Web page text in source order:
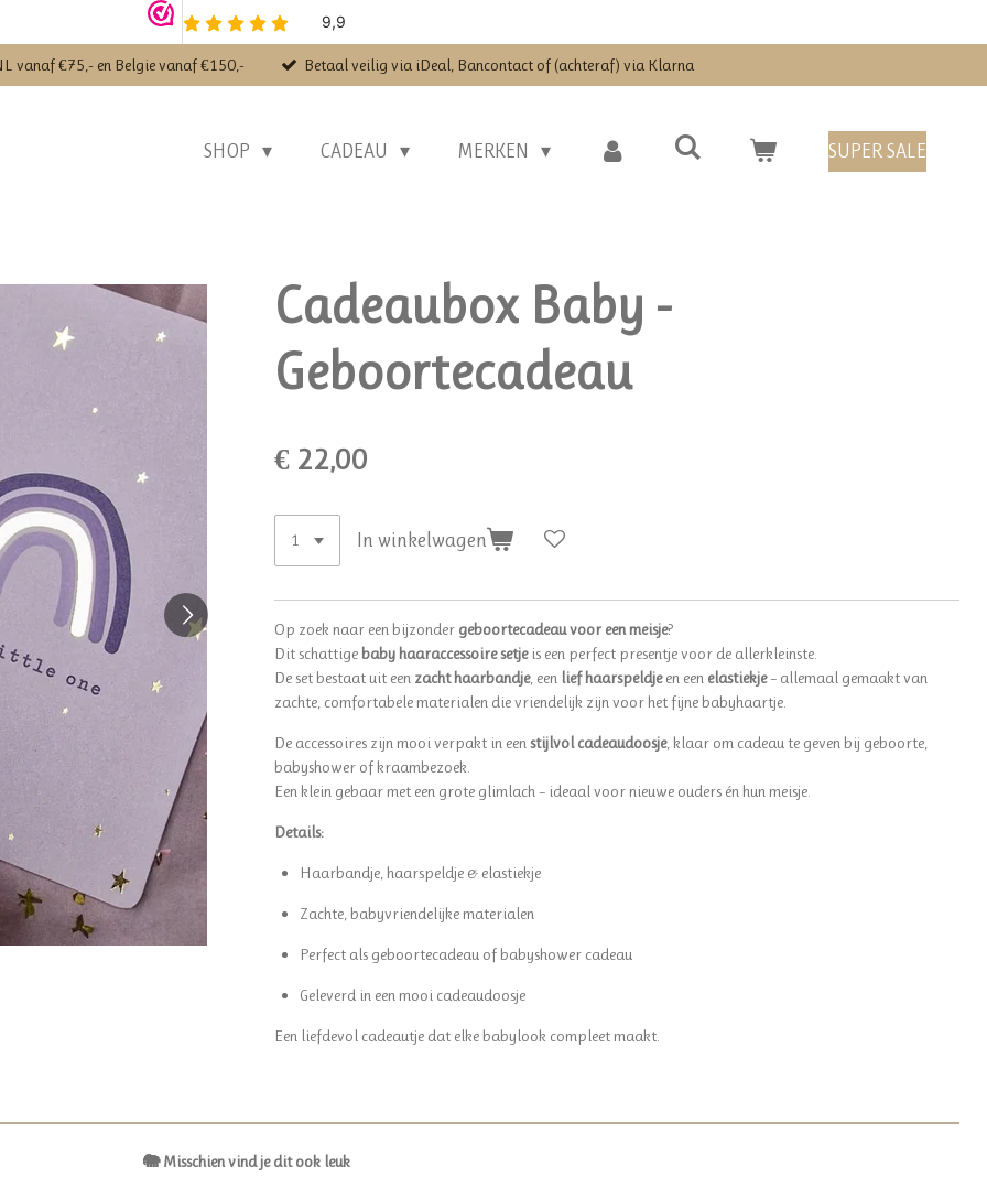
vanaf €75,- en Belgie vanaf €150,- Betaal veilig via iDeal, Bancontact of (achteraf) via Klarna
SHOP CADEAU MERKEN SUPER SALE
Cadeaubox Baby -
Geboortecadeau
€ 22,00
In winkelwagen
Op zoek naar een bijzonder geboortecadeau voor een meisje?
Dit schattige baby haaraccessoire setjeis een perfect presentje voor de allerkleinste.
De set bestaat uit een zacht haarbandje, een lief haarspeldjeen een elastiekje– allemaal gemaakt van
zachte, comfortabele materialen die vriendelijk zijn voor het fijne babyhaartje.
De accessoires zijn mooi verpakt in eenstijlvol cadeaudoosje, klaar om cadeau te geven bij geboorte,
babyshower of kraambezoek.
Een klein gebaar met een grote glimlach – ideaal voor nieuwe ouders én hun meisje.
Details:
Haarbandje, haarspeldje & elastiekje
Zachte, babyvriendelijke materialen
Perfect als geboortecadeau of babyshower cadeau
Geleverd in een mooi cadeaudoosje
Een liefdevol cadeautje dat elke babylook compleet maakt.
🐘 Misschien vind je dit ook leuk